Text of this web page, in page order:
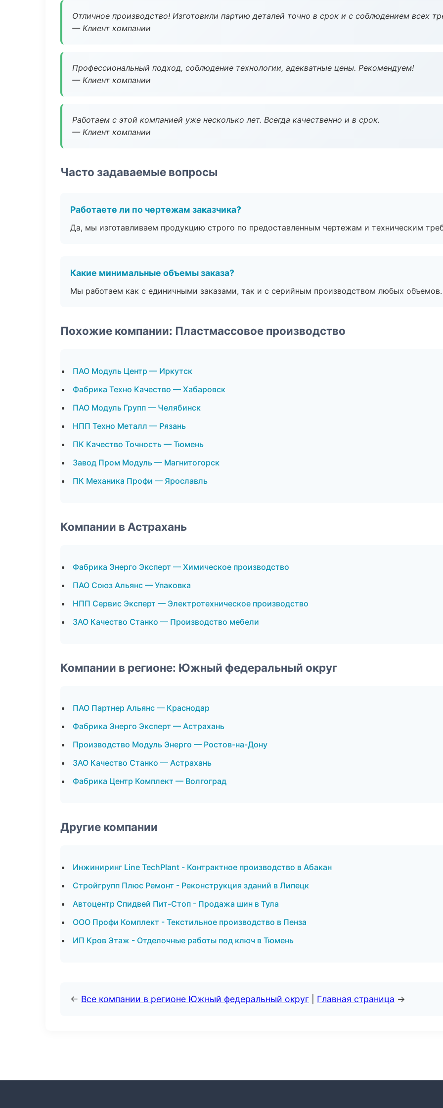
Отличное производство! Изготовили партию деталей точно в срок и с соблюдением всех
— Клиент компании
Профессиональный подход, соблюдение технологии, адекватные цены. Рекомендуем!
— Клиент компании
Работаем с этой компанией уже несколько лет. Всегда качественно и в срок.
— Клиент компании
Часто задаваемые вопросы
Работаете ли по чертежам заказчика?
Да, мы изготавливаем продукцию строго по предоставленным чертежам и техническим
Какие минимальные объемы заказа?
Мы работаем как с единичными заказами, так и с серийным производством любых объемов.
Похожие компании: Пластмассовое производство
ПАО Модуль Центр — Иркутск
Фабрика Техно Качество — Хабаровск
ПАО Модуль Групп — Челябинск
НПП Техно Металл — Рязань
ПК Качество Точность — Тюмень
Завод Пром Модуль — Магнитогорск
ПК Механика Профи — Ярославль
Компании в Астрахань
Фабрика Энерго Эксперт — Химическое производство
ПАО Союз Альянс — Упаковка
НПП Сервис Эксперт — Электротехническое производство
ЗАО Качество Станко — Производство мебели
Компании в регионе: Южный федеральный округ
ПАО Партнер Альянс — Краснодар
Фабрика Энерго Эксперт — Астрахань
Производство Модуль Энерго — Ростов-на-Дону
ЗАО Качество Станко — Астрахань
Фабрика Центр Комплект — Волгоград
Другие компании
Инжиниринг Line TechPlant - Контрактное производство в Абакан
Стройгрупп Плюс Ремонт - Реконструкция зданий в Липецк
Автоцентр Спидвей Пит-Стоп - Продажа шин в Тула
ООО Профи Комплект - Текстильное производство в Пенза
ИП Кров Этаж - Отделочные работы под ключ в Тюмень
← Все компании в регионе Южный федеральный округ Главная страница →